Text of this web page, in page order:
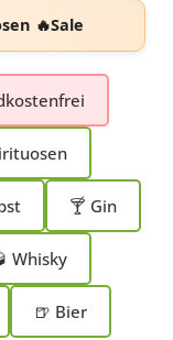
🔥Sale
🍸 Gin
Whisky
🍺 Bier